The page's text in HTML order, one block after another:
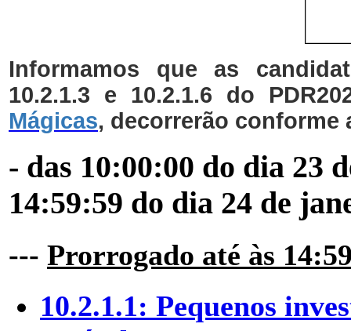
Informamos que as
10.2.1.3 e 10.2.1.6 do
Mágicas, decorrerão
- das 10:00:00 do dia 23
14:59:59 do dia 24 de
--- Prorrogado até às
10.2.1.1: Pequenos